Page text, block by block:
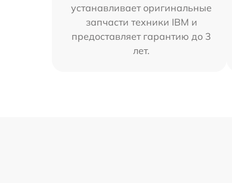
устанавливает оригинальные
запчасти техники IBM и
предоставляет гарантию до 3
лет.